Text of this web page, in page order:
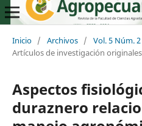
Inicio / Archivos / Vol. 5 Núm.
Artículos de investigación
Aspectos
duraznero